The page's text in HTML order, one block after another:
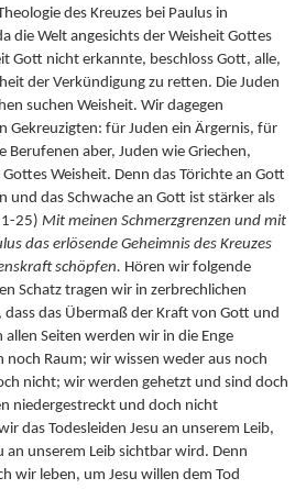
des Kreuzes bei Paulus in
die Welt angesichts der Weisheit Gottes
Gott nicht erkannte, beschloss Gott, alle,
der Verkündigung zu retten. Die Juden
suchen Weisheit. Wir dagegen
Gekreuzigten: für Juden ein Ärgernis, für
Berufenen aber, Juden wie Griechen,
Weisheit. Denn das Törichte an Gott
und das Schwache an Gott ist stärker als
25) Mit meinen Schmerzgrenzen und mit
das erlösende Geheimnis des Kreuzes
schöpfen. Hören wir folgende
Schatz tragen wir in zerbrechlichen
das Übermaß der Kraft von Gott und
Seiten werden wir in die Enge
Raum; wir wissen weder aus noch
nicht; wir werden gehetzt und sind doch
niedergestreckt und doch nicht
das Todesleiden Jesu an unserem Leib,
an unserem Leib sichtbar wird. Denn
wir leben, um Jesu willen dem Tod